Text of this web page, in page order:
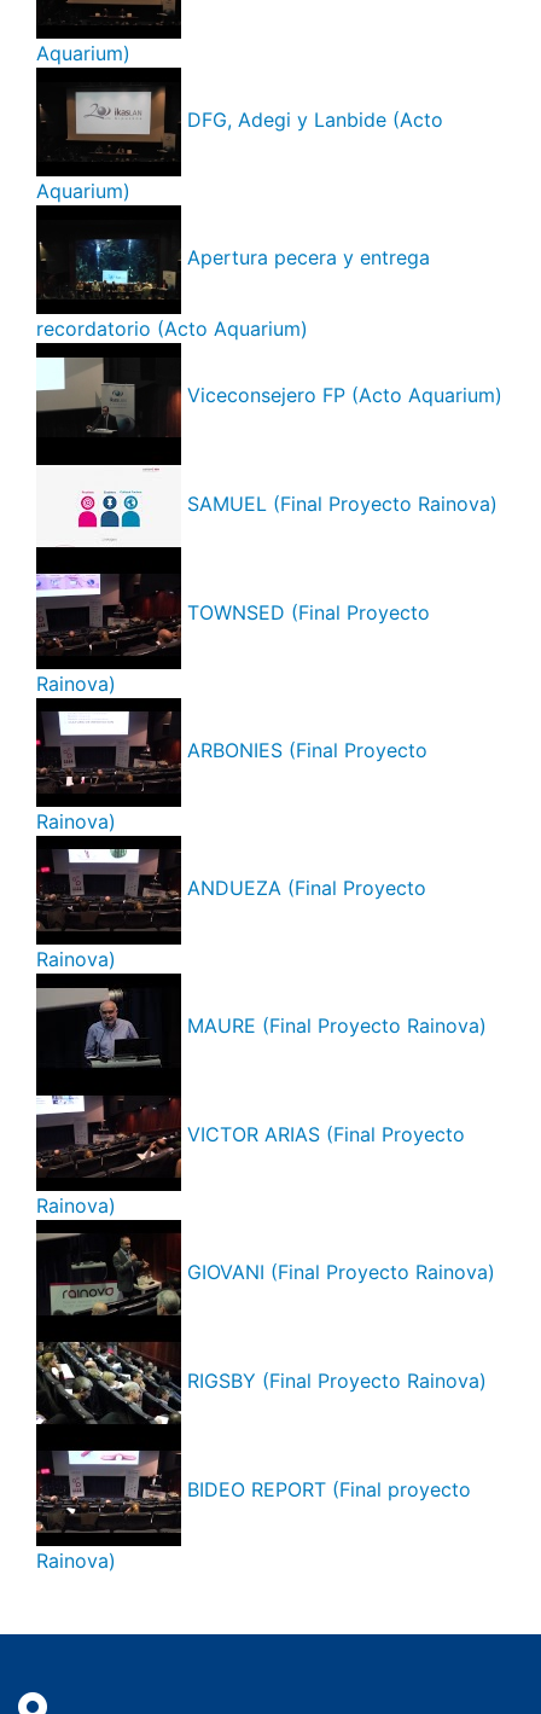
Aquarium)
DFG, Adegi y Lanbide (Acto
Aquarium)
Apertura pecera y entrega
recordatorio (Acto Aquarium)
Viceconsejero FP (Acto Aquarium)
SAMUEL (Final Proyecto Rainova)
TOWNSED (Final Proyecto
Rainova)
ARBONIES (Final Proyecto
Rainova)
ANDUEZA (Final Proyecto
Rainova)
MAURE (Final Proyecto Rainova)
VICTOR ARIAS (Final Proyecto
Rainova)
GIOVANI (Final Proyecto Rainova)
RIGSBY (Final Proyecto Rainova)
BIDEO REPORT (Final proyecto
Rainova)